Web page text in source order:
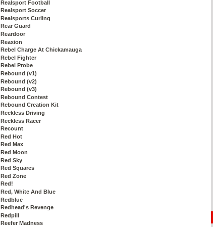
Realsport Football
Realsport Soccer
Realsports Curling
Rear Guard
Reardoor
Reaxion
Rebel Charge At Chickamauga
Rebel Fighter
Rebel Probe
Rebound (v1)
Rebound (v2)
Rebound (v3)
Rebound Contest
Rebound Creation Kit
Reckless Driving
Reckless Racer
Recount
Red Hot
Red Max
Red Moon
Red Sky
Red Squares
Red Zone
Red!
Red, White And Blue
Redblue
Redhead's Revenge
Redpill
Reefer Madness